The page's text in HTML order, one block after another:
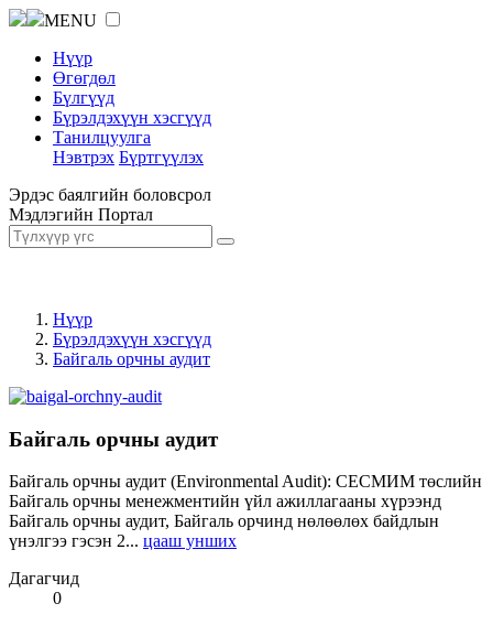
MENU
Нүүр
Өгөгдөл
Бүлгүүд
Бүрэлдэхүүн хэсгүүд
Танилцуулга
Нэвтрэх Бүртгүүлэх
Эрдэс баялгийн боловсрол
Мэдлэгийн Портал
Нүүр
Бүрэлдэхүүн хэсгүүд
Байгаль орчны аудит
Байгаль орчны аудит
Байгаль орчны аудит (Environmental Audit): СЕСМИМ төслийн
Байгаль орчны менежментийн үйл ажиллагааны хүрээнд
Байгаль орчны аудит, Байгаль орчинд нөлөөлөх байдлын
үнэлгээ гэсэн 2... цааш унших
Дагагчид
0